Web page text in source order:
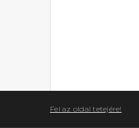
Fel az oldal tetejére!